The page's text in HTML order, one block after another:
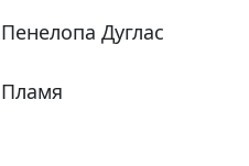
Пенелопа Дуглас
Пламя